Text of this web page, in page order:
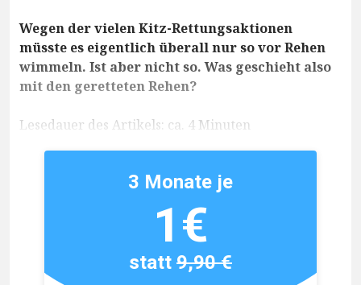
Wegen der vielen Kitz-Rettungsaktionen
müsste es eigentlich überall nur so vor Rehen
wimmeln. Ist aber nicht so. Was geschieht also
mit den geretteten Rehen?
Lesedauer des Artikels: ca. 4 Minuten
3 Monate je
1€
statt9,90 €